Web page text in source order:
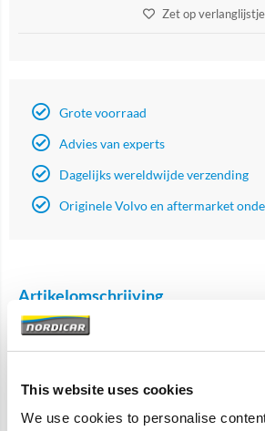
This website uses cookies
We use cookies to personalise
Zet op verlanglijstje
Grote voorraad
Advies van experts
Dagelijks wereldwijde verzending
Originele Volvo en aftermarket
Artikelomschrijving
740
760
960
S/V90 (-98)